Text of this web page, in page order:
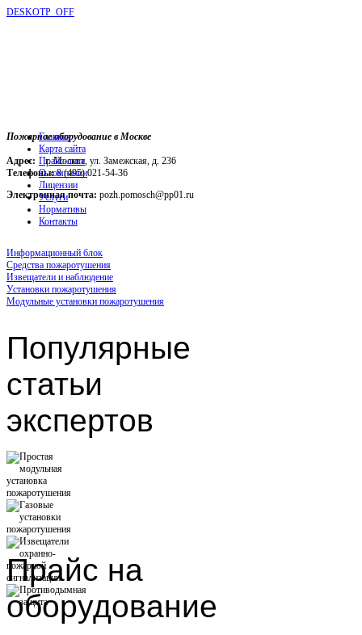
DESKOTP_OFF
Пожарное оборудование в Москве
Адрес: г. Москва, ул. Замежская, д. 236
Телефоны:8 (495) 021-54-36
Электронная почта: pozh.pomosch@pp01.ru
Главная
Карта сайта
Прайс-лист
О компании
Лицензии
Услуги
Нормативы
Контакты
Информационный блок
Средства пожаротушения
Извещатели и наблюдение
Установки пожаротушения
Модульные установки пожаротушения
Популярные
статьи
экспертов
Прайс на
оборудование